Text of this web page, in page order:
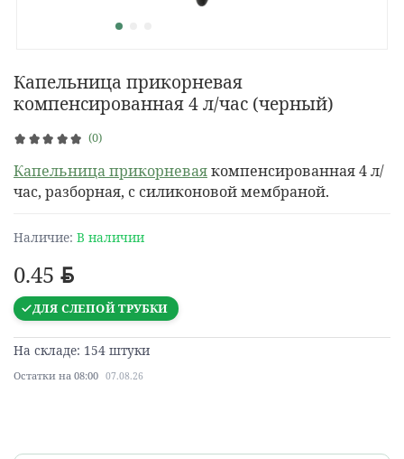
(0)
Капельница прикорневая
компенсированная 4 л/час (черный)
0.45 BYN
ДЛЯ СЛЕПОЙ ТРУБКИ
Наличие: В наличии
На складе: 154 штуки
Остатки на 08:00 07.08.26
Капельница прикорневаякомпенсированная 4 л/
час, разборная, с силиконовой мембраной.